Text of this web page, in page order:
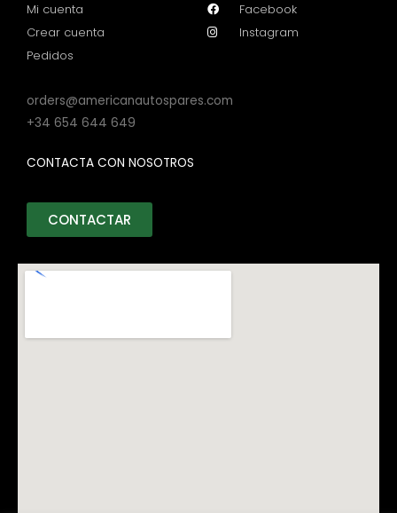
Mi cuenta
Crear cuenta
Pedidos
Facebook
Instagram
orders@americanautospares.com
+34 654 644 649
CONTACTA CON NOSOTROS
CONTACTAR